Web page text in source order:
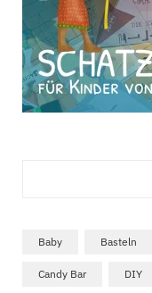
Baby Basteln
Candy Bar DIY